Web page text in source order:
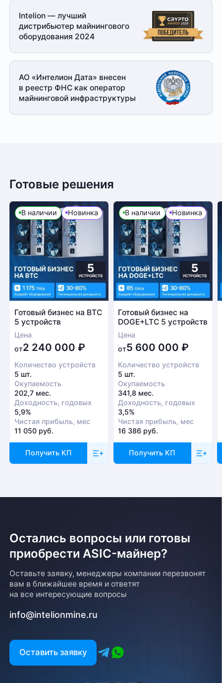
Intelion — лучший
дистрибьютер майнингового
оборудования 2024
АО «Интелион Дата» внесен
в реестр ФНС как оператор
майнинговой инфраструктуры
Готовые решения
В наличии Новинка
Готовый бизнес на BTC
5 устройств
Цена
от2 240 000 ₽
Количество устройств
5 шт.
Окупаемость
202,7 мес.
Доходность, годовых
5,9%
Чистая прибыль, мес
11 050 руб.
Получить КП
В наличии Новинка
Готовый бизнес на
DOGE+LTC 5 устройств
Цена
от5 600 000₽
Количество устройств
5 шт.
Окупаемость
341,8 мес.
Доходность, годовых
3,5%
Чистая прибыль, мес
16 386 руб.
Получить КП
Остались вопросы или готовы
приобрести ASIC-майнер?
Оставьте заявку, менеджеры компании перезвонят
вам в ближайшее время и ответят
на все интересующие вопросы
info@intelionmine.ru
Оставить заявку